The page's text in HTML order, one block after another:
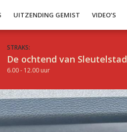
UITZENDING GEMIST VIDEO’S
STRAKS:
De ochtend van Sleutelstad
6.00 - 12.00 uur